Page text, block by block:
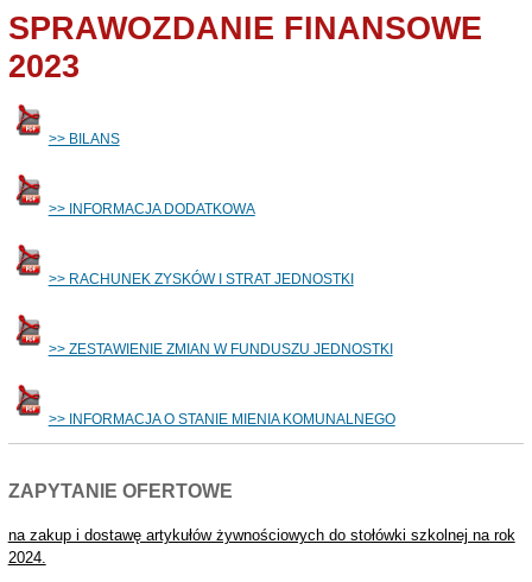
SPRAWOZDANIE FINANSOWE
2023
>> BILANS
>> INFORMACJA DODATKOWA
>> RACHUNEK ZYSKÓW I STRAT JEDNOSTKI
>> ZESTAWIENIE ZMIAN W FUNDUSZU JEDNOSTKI
>> INFORMACJA O STANIE MIENIA KOMUNALNEGO
ZAPYTANIE OFERTOWE
na zakup i dostawę artykułów żywnościowych do stołówki szkolnej na rok
2024.